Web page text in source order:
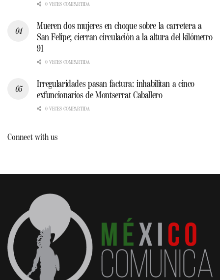
0 VECES COMPARTIDA
Mueren dos mujeres en choque sobre la carretera a
San Felipe; cierran circulación a la altura del kilómetro
91
0 VECES COMPARTIDA
Irregularidades pasan factura: inhabilitan a cinco
exfuncionarios de Montserrat Caballero
0 VECES COMPARTIDA
Connect with us